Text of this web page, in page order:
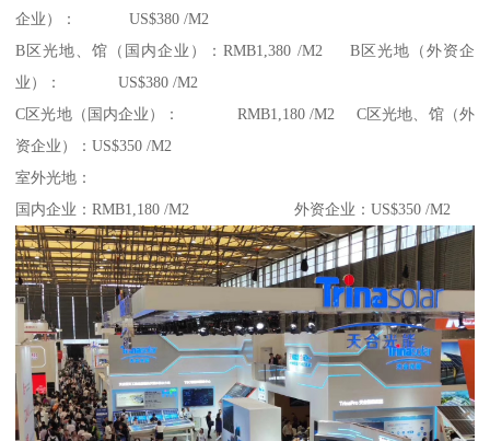
企业）： US$380 /M2
B区光地、馆（国内企业）：RMB1,380 /M2 B区光地（外资企
业）： US$380 /M2
C区光地（国内企业）： RMB1,180 /M2 C区光地、馆（外
资企业）：US$350 /M2
室外光地：
国内企业：RMB1,180 /M2 外资企业：US$350 /M2